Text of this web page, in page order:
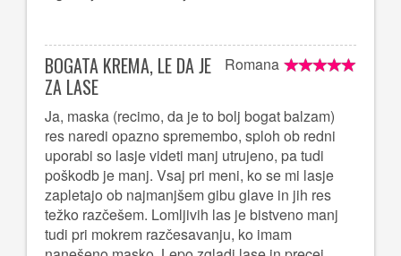
Romana
BOGATA KREMA, LE DA JE
ZA LASE
Ja, maska (recimo, da je to bolj bogat balzam)
res naredi opazno spremembo, sploh ob redni
uporabi so lasje videti manj utrujeno, pa tudi
poškodb je manj. Vsaj pri meni, ko se mi lasje
zapletajo ob najmanjšem gibu glave in jih res
težko razčešem. Lomljivih las je bistveno manj
tudi pri mokrem razčesavanju, ko imam